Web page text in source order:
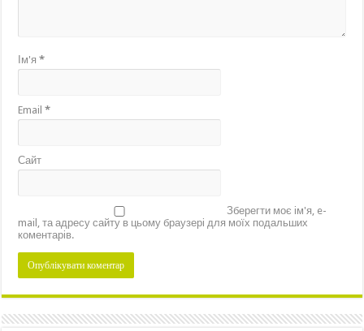
Ім'я*
Email*
Сайт
Зберегти моє ім'я, e-
mail, та адресу сайту в цьому браузері для моїх подальших
коментарів.